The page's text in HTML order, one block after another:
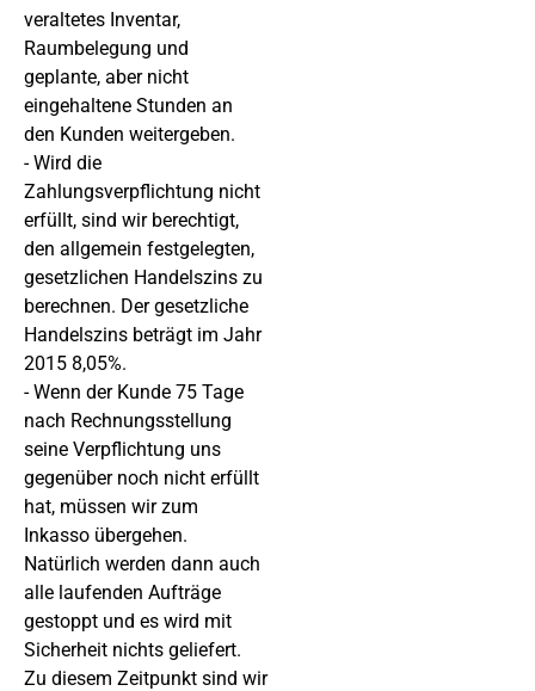
veraltetes Inventar,
Raumbelegung und
geplante, aber nicht
eingehaltene Stunden an
den Kunden weitergeben.
- Wird die
Zahlungsverpflichtung nicht
erfüllt, sind wir berechtigt,
den allgemein festgelegten,
gesetzlichen Handelszins zu
berechnen. Der gesetzliche
Handelszins beträgt im Jahr
2015 8,05%.
- Wenn der Kunde 75 Tage
nach Rechnungsstellung
seine Verpflichtung uns
gegenüber noch nicht erfüllt
hat, müssen wir zum
Inkasso übergehen.
Natürlich werden dann auch
alle laufenden Aufträge
gestoppt und es wird mit
Sicherheit nichts geliefert.
Zu diesem Zeitpunkt sind wir